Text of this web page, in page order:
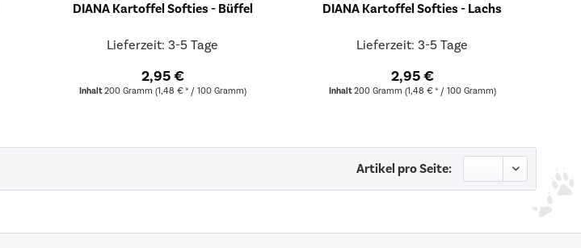
DIANA Kartoffel Softies - Büffel
Lieferzeit: 3-5 Tage
2,95 €
Inhalt200 Gramm (1,48 € * / 100 Gramm)
DIANA Kartoffel Softies - Lachs
Lieferzeit: 3-5 Tage
2,95 €
Inhalt200 Gramm (1,48 € * / 100 Gramm)
Artikel pro Seite: